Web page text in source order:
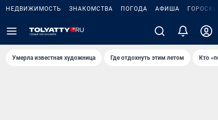
НЕДВИЖИМОСТЬ ЗНАКОМСТВА ПОГОДА АФИША
Умерла известная художница Где отдохнуть этим летом Кто